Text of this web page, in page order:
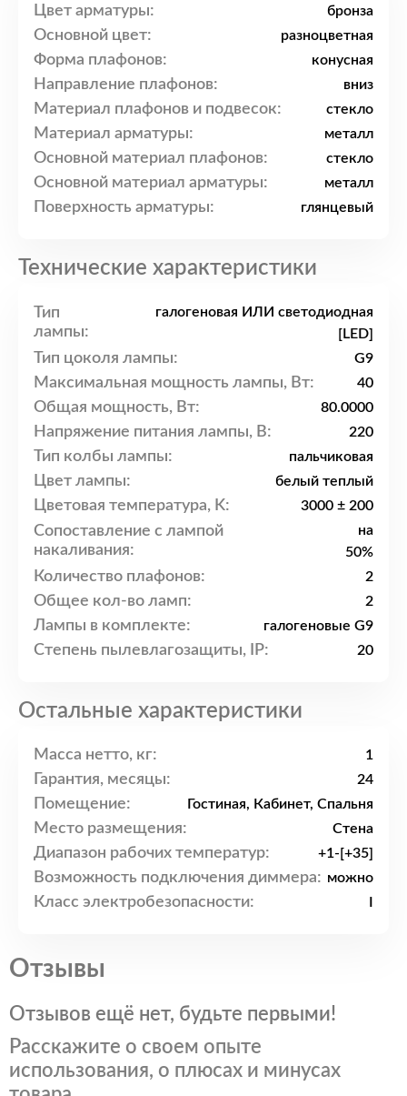
Цвет арматуры: бронза
Основной цвет: разноцветная
Форма плафонов: конусная
Направление плафонов: вниз
Материал плафонов и подвесок: стекло
Материал арматуры: металл
Основной материал плафонов: стекло
Основной материал арматуры: металл
Поверхность арматуры: глянцевый
Технические характеристики
Тип
лампы:
галогеновая ИЛИ светодиодная
[LED]
Тип цоколя лампы: G9
Максимальная мощность лампы, Вт: 40
Общая мощность, Вт: 80.0000
Напряжение питания лампы, В: 220
Тип колбы лампы: пальчиковая
Цвет лампы: белый теплый
Цветовая температура, K: 3000 ± 200
Сопоставление с лампой
накаливания:
на
50%
Количество плафонов: 2
Общее кол-во ламп: 2
Лампы в комплекте: галогеновые G9
Степень пылевлагозащиты, IP: 20
Остальные характеристики
Масса нетто, кг: 1
Гарантия, месяцы: 24
Помещение: Гостиная, Кабинет, Спальня
Место размещения: Стена
Диапазон рабочих температур: +1-[+35]
Возможность подключения диммера: можно
Класс электробезопасности:
Отзывы
Отзывов ещё нет, будьте первыми!
Расскажите о своем опыте
использования, о плюсах и минусах